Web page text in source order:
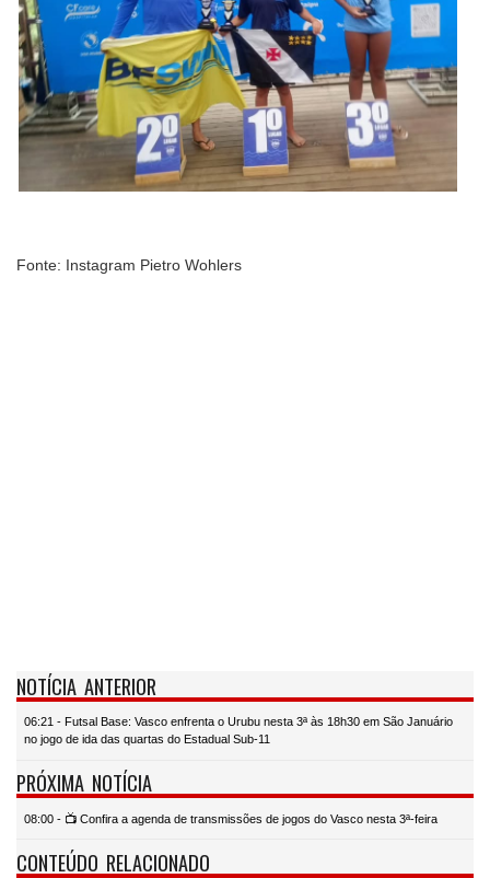
Fonte: Instagram Pietro Wohlers
NOTÍCIA ANTERIOR
06:21 - Futsal Base: Vasco enfrenta o Urubu nesta 3ª às 18h30 em São Januário
no jogo de ida das quartas do Estadual Sub-11
PRÓXIMA NOTÍCIA
08:00 - 📺 Confira a agenda de transmissões de jogos do Vasco nesta 3ª-feira
CONTEÚDO RELACIONADO